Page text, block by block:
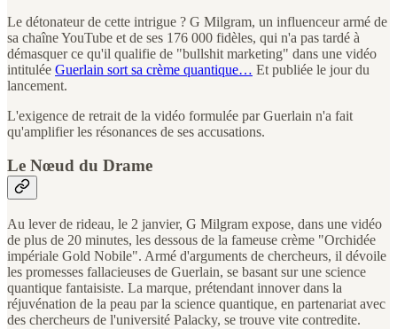
Le détonateur de cette intrigue ? G Milgram, un influenceur armé de
sa chaîne YouTube et de ses 176 000 fidèles, qui n'a pas tardé à
démasquer ce qu'il qualifie de "bullshit marketing" dans une vidéo
intitulée Guerlain sort sa crème quantique… Et publiée le jour du
lancement.
L'exigence de retrait de la vidéo formulée par Guerlain n'a fait
qu'amplifier les résonances de ses accusations.
Le Nœud du Drame
Au lever de rideau, le 2 janvier, G Milgram expose, dans une vidéo
de plus de 20 minutes, les dessous de la fameuse crème "Orchidée
impériale Gold Nobile". Armé d'arguments de chercheurs, il dévoile
les promesses fallacieuses de Guerlain, se basant sur une science
quantique fantaisiste. La marque, prétendant innover dans la
réjuvénation de la peau par la science quantique, en partenariat avec
des chercheurs de l'université Palacky, se trouve vite contredite.